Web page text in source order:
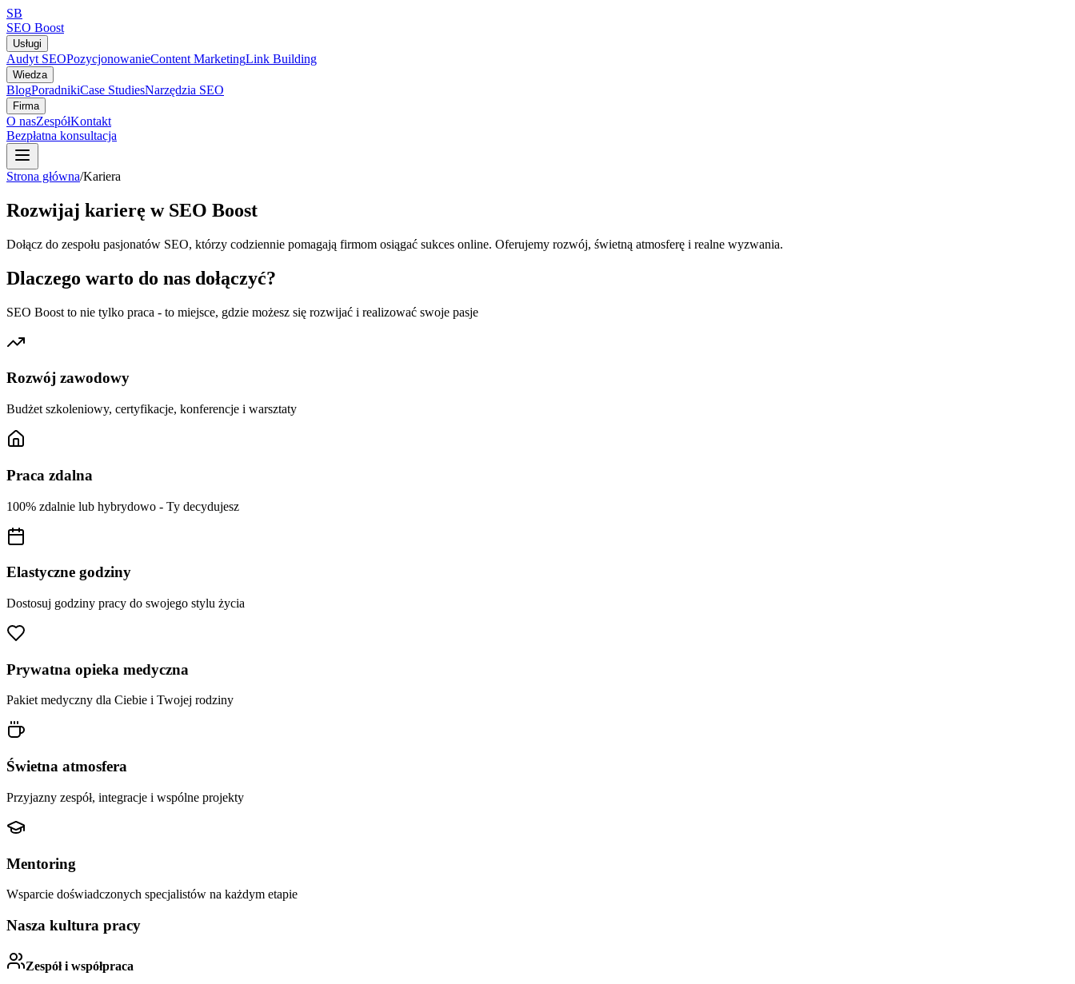
SB
SEO Boost
Usługi
Audyt SEOPozycjonowanieContent MarketingLink Building
Wiedza
BlogPoradnikiCase StudiesNarzędzia SEO
Firma
O nasZespółKontakt
Bezpłatna konsultacja
Strona główna/Kariera
Rozwijaj karierę w SEO Boost
Dołącz do zespołu pasjonatów SEO, którzy codziennie pomagają firmom osiągać sukces online. Oferujemy rozwój, świetną atmosferę i realne wyzwania.
Dlaczego warto do nas dołączyć?
SEO Boost to nie tylko praca - to miejsce, gdzie możesz się rozwijać i realizować swoje pasje
Rozwój zawodowy
Budżet szkoleniowy, certyfikacje, konferencje i warsztaty
Praca zdalna
100% zdalnie lub hybrydowo - Ty decydujesz
Elastyczne godziny
Dostosuj godziny pracy do swojego stylu życia
Prywatna opieka medyczna
Pakiet medyczny dla Ciebie i Twojej rodziny
Świetna atmosfera
Przyjazny zespół, integracje i wspólne projekty
Mentoring
Wsparcie doświadczonych specjalistów na każdym etapie
Nasza kultura pracy
Zespół i współpraca